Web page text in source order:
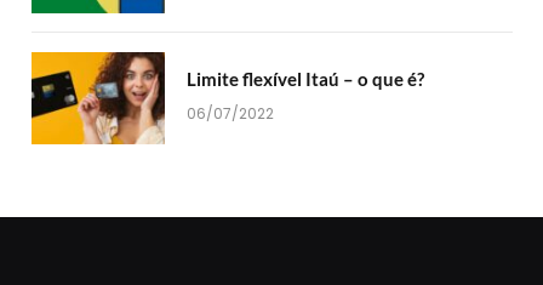
Limite flexível Itaú – o que é?
06/07/2022